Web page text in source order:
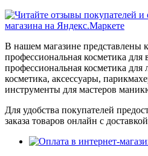
В нашем магазине представлены
профессиональная косметика
профессиональная косметика для
косметика, аксессуары,
инструменты для мастеров
Для удобства покупателей
заказа товаров онлайн с